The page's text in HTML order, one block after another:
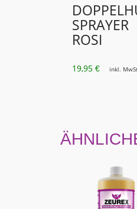
SPRAYER
ROSI
19,95 € inkl.